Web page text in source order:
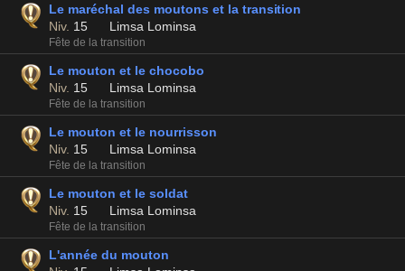
Le maréchal des moutons et la transition
Niv. 15 Limsa Lominsa
Fête de la transition
Le mouton et le chocobo
Niv. 15 Limsa Lominsa
Fête de la transition
Le mouton et le nourrisson
Niv. 15 Limsa Lominsa
Fête de la transition
Le mouton et le soldat
Niv. 15 Limsa Lominsa
Fête de la transition
L'année du mouton